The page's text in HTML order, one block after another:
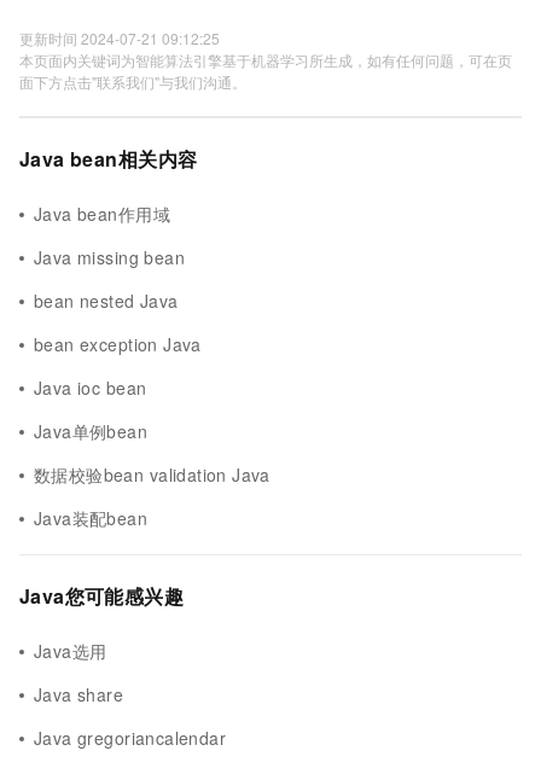
更新时间 2024-07-21 09:12:25
本页面内关键词为智能算法引擎基于机器学习所生成，如有任何问题，可在页
面下方点击"联系我们"与我们沟通。
Java bean相关内容
Java bean作用域
Java missing bean
bean nested Java
bean exception Java
Java ioc bean
Java单例bean
数据校验bean validation Java
Java装配bean
Java您可能感兴趣
Java选用
Java share
Java gregoriancalendar